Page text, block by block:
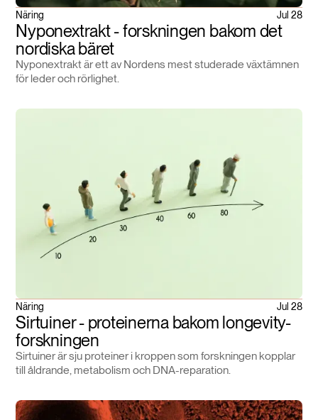
Näring Jul 28
Nyponextrakt - forskningen bakom det
nordiska bäret
Nyponextrakt är ett av Nordens mest studerade växtämnen
för leder och rörlighet.
Näring Jul 28
Sirtuiner - proteinerna bakom longevity-
forskningen
Sirtuiner är sju proteiner i kroppen som forskningen kopplar
till åldrande, metabolism och DNA-reparation.